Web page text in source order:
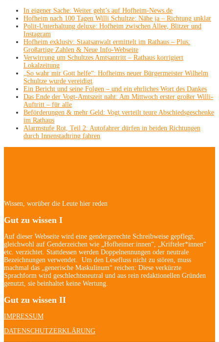
In eigener Sache: Weiter geht’s auf Hofheim-News.de
Hofheim nach 100 Tagen Willi Schultze: Nähe ja – Richtung unklar
Polit-Unterhaltung deluxe: Hofheim zwischen Allee, Blitzer und
Instagram
Hofheim exklusiv: Staatsanwalt ermittelt im Rathaus – Plus:
Großartige Zahlen & Neue Info-Webseite
Verwirrung um Schultzes Amtsantritt – Rathaus korrigiert
Lokalzeitung
„So wahr mir Gott helfe“: Hofheims neuer Bürgermeister Wilhelm
Schultze wurde vereidigt
Ein Bericht und seine Folgen – und ein ehrliches Wort des Dankes
Das Ende der Vogt-Amtszeit naht: Am Mittwoch erster großer Willi-
Auftritt – für alle
Beförderungen & mehr Geld: Vogt verteilt teure Abschiedsgeschenke
im Rathaus
Alarmstufe Rot, Teil 2: Autofahrer dürfen in beiden Richtungen
durch Innenstadtring fahren
Wissen, worüber die Leute hier reden
Gut zu wissen I
Auf dieser Webseite wird eine gendergerechte Schreibweise gepflegt,
gleichwohl auf Genderzeichen wie „Hofheimer:innen“, „Krifteler*innen“
etc. verzichtet. Stattdessen werden Doppelnennungen oder neutrale
Bezeichnungen verwendet. Um den Lesefluss nicht zu stören, muss
machmal das „generische Maskulinum“ reichen: Diese verkürzte
Sprachform wird geschlechtsneutral und aus rein redaktionellen Gründen
genutzt, sie beinhaltet keine Wertung.
Gut zu wissen II
IMPRESSUM
DATENSCHUTZERKLÄRUNG